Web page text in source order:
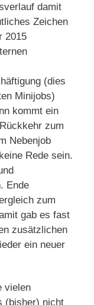
damit
Zeichen
2015
(dies
Minijobs)
kommt ein
zum
Nebenjob
Rede sein.
Ende
zum
gab es fast
zusätzlichen
ein neuer
vielen
(bisher) nicht